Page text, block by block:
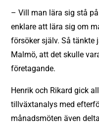
– Vill man lära sig stå
enklare att lära sig om
försöker själv. Så
Malmö, att det skulle
företagande.
Henrik och Rikard gick
tillväxtanalys med
månadsmöten även